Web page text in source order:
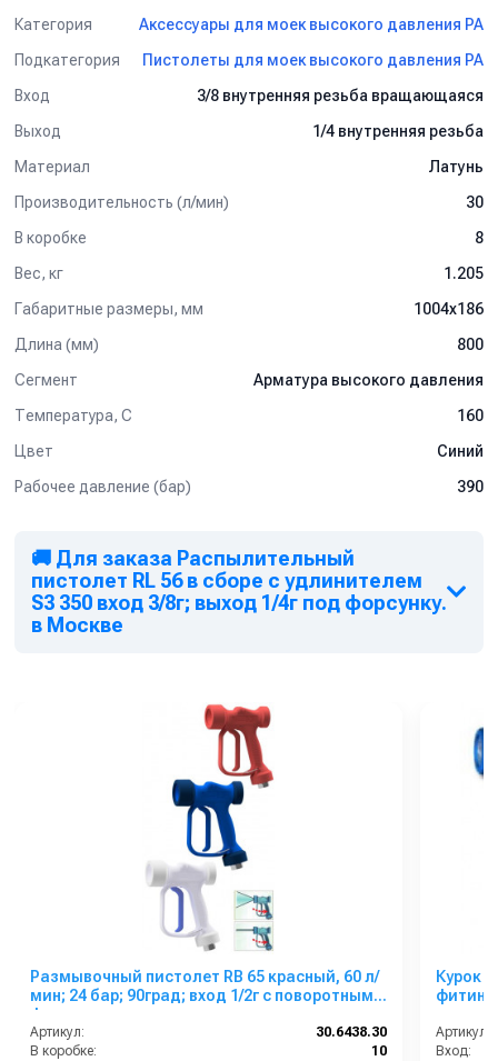
Категория
Аксессуары для моек высокого давления PA
Подкатегория
Пистолеты для моек высокого давления PA
Вход
3/8 внутренняя резьба вращающаяся
Выход
1/4 внутренняя резьба
Материал
Латунь
Производительность (л/мин)
30
В коробке
8
Вес, кг
1.205
Габаритные размеры, мм
1004x186
Длина (мм)
800
Сегмент
Арматура высокого давления
Температура, C
160
Цвет
Синий
Рабочее давление (бар)
390
🚚 Для заказа Распылительный
пистолет RL 56 в сборе с удлинителем
S3 350 вход 3/8г; выход 1/4г под форсунку.
в Москве
Размывочный пистолет RB 65 красный, 60 л/
мин; 24 бар; 90град; вход 1/2г с поворотным
фитингом
Артикул:
30.6438.30
В коробке:
10
Курок
Артикул:
Вход: